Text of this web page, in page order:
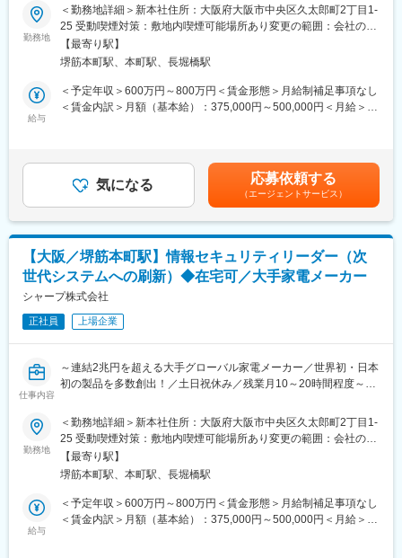
対応し、さらに高品質な製品提供を実現するため、
セキュリティおよびネットワーク分野に強みを持つ評価担当者を
新たに募集します。
課責任者1名、一般社員10名（女性1名、男性9名）
ー、無線ネットワークやクラウドとの連携など、多機能化が加速
しています。
◇在宅ワークやサテライトオフィスなど働き方が多様になる昨
ーク接続、モバイル印刷機能などのソリューションを提供してい
ます。
変更の範囲：会社の定める業務
■業務内容：
シャープグループ全体の情報セキュリティを牽引し、グローバル
な視点でルール・プロセスを整備することで、全社のIT基盤の信
頼性向上に貢献していただきます。国内外の拠点を巻き込みなが
ら、セキュリティ体制の構築・運用をリードするポジションで
す。
定
・セキュリティ運用プロセスの整備・改善
・社内セキュリティ管理体制の構築・監督
・国内外拠点を対象とした情報セキュリティポリシーの整備
・セキュリティ監査体制の構築と運用状況のモニタリング
・インシデント対応フローの整備と訓練の実施
■募集背景：
・シャープはモノづくりとデジタル化を融合した新しいビジネス
ション推進部）では次世代ITシステムの企画、導入、業務改革支
援、運用・保守サービスを提供しています。
ョンの検証、企画の構想、アーキテクチャの設計、システムの導
入などを行い、次の10年を支えるITサービスの実現に日々取り組
んでいます。
・最終利益は、大幅な増益となり、営業利益は大きく改善し、
2022年以降の黒字転化をしております。
勤務地
＜勤務地詳細＞新本社住所：大阪府大阪市中央区久太郎町2丁目1-
25 受動喫煙対策：敷地内喫煙可能場所あり変更の範囲：会社の定
める事業所（リモートワーク含む）
【最寄り駅】
堺筋本町駅、本町駅、長堀橋駅
給与
＜予定年収＞600万円～800万円＜賃金形態＞月給制補足事項なし
＜賃金内訳＞月額（基本給）：375,000円～500,000円＜月給＞
賃金はあくまでも目安の金額であり、選考を通じて上下する可能
性があります。月給(月額)は固定手当を含めた表記です。
気になる 応募依頼する
（エージェントサービス）
【大阪／堺筋本町駅】情報セキュリティリーダー（次
世代システムへの刷新）◆在宅可／大手家電メーカー
シャープ株式会社
正社員 上場企業
仕事内容
～連結2兆円を超える大手グローバル家電メーカー／世界初・日本
初の製品を多数創出！／土日祝休み／残業月10～20時間程度～
★次の日本初、世界初をつくりだしていく”シャープ株式会社”に
て、
情報セキュリティ リーダーをお任せいたします！
■業務内容：
・情報セキュリティの担保に向けた戦略立案と企画・構築・開
発・SOC対応の推進
・情報セキュリティ戦略の立案と企画・推進
勤務地
＜勤務地詳細＞新本社住所：大阪府大阪市中央区久太郎町2丁目1-
25 受動喫煙対策：敷地内喫煙可能場所あり変更の範囲：会社の定
める事業所（リモートワーク含む）
【最寄り駅】
堺筋本町駅、本町駅、長堀橋駅
給与
＜予定年収＞600万円～800万円＜賃金形態＞月給制補足事項なし
＜賃金内訳＞月額（基本給）：375,000円～500,000円＜月給＞